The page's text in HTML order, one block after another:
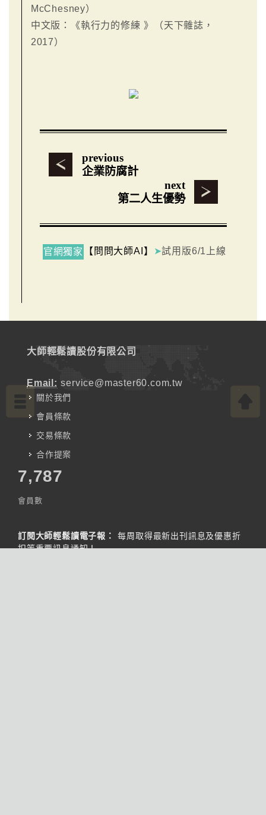
McChesney）
中文版：《執行力的修練 》（天下雜誌，
2017）
previous
企業防腐計
next
第二人生優勢
官網獨家 【問問大師AI】 ➤試用版6/1上線
大師輕鬆讀股份有限公司
Email: service@master60.com.tw
關於我們
會員條款
交易條款
合作提案
7,787
會員數
訂閱大師輕鬆讀電子報：
每周取得最新出刊訊息及優惠折
扣等重要訊息通知！